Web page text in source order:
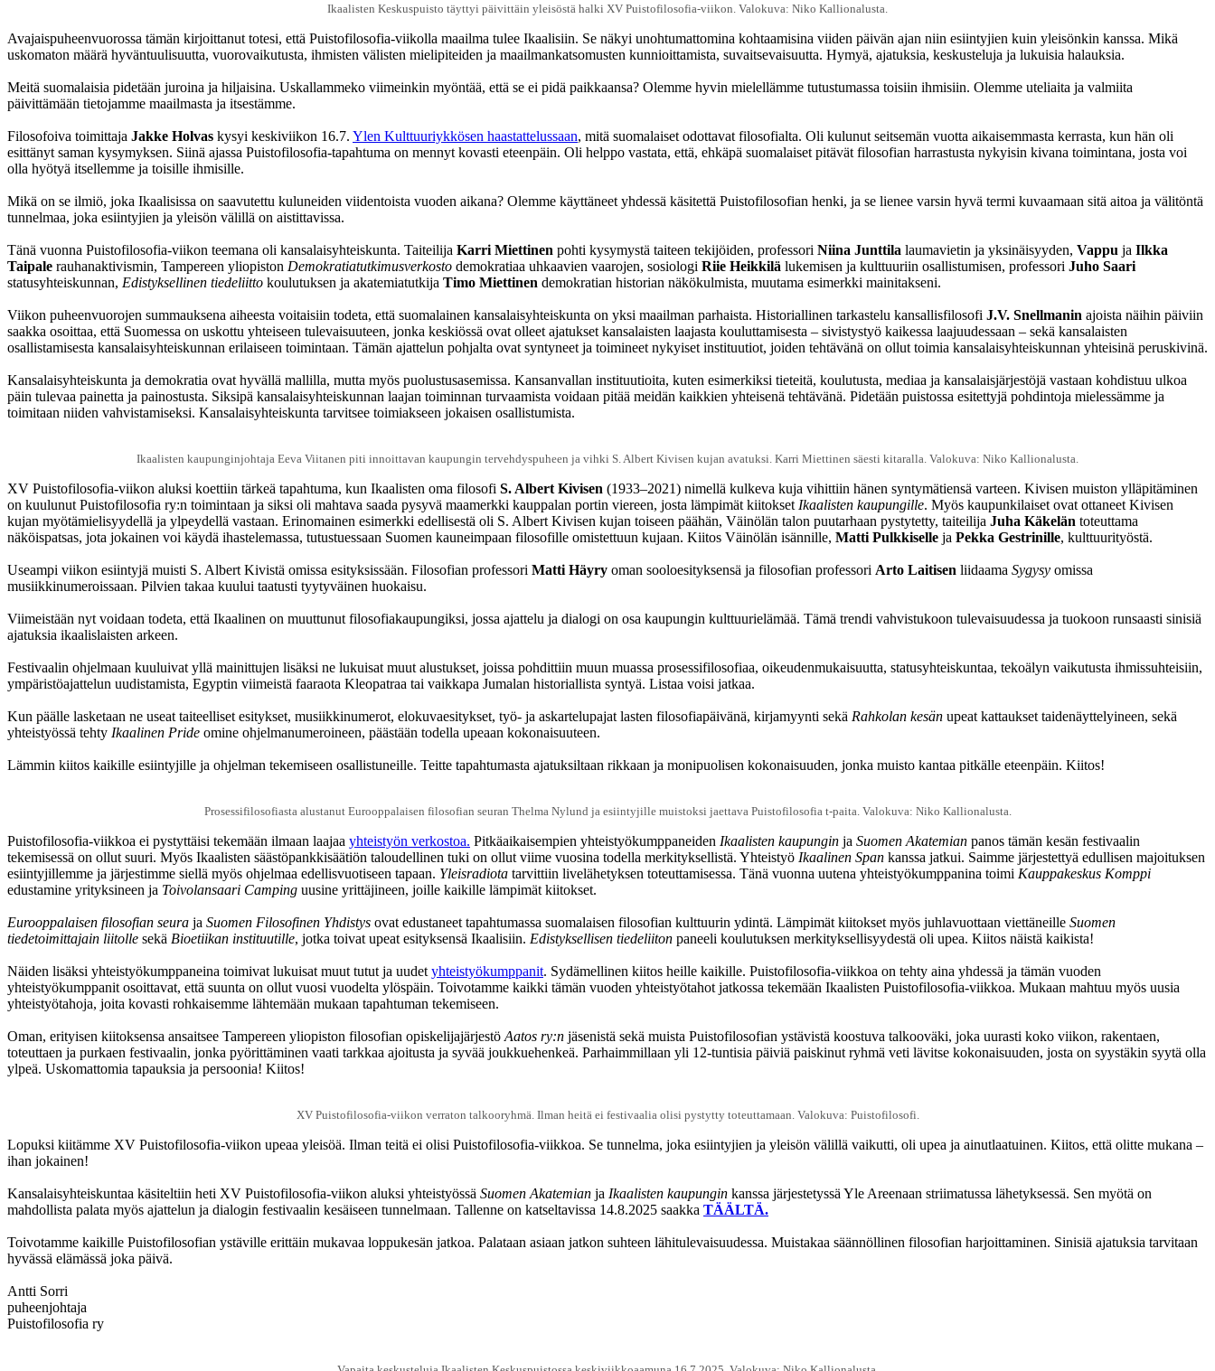
Ikaalisten Keskuspuisto täyttyi päivittäin yleisöstä halki XV Puistofilosofia-viikon. Valokuva: Niko Kallionalusta.
Avajaispuheenvuorossa tämän kirjoittanut totesi, että Puistofilosofia-viikolla maailma tulee Ikaalisiin. Se näkyi unohtumattomina kohtaamisina viiden päivän ajan niin esiintyjien kuin yleisönkin kanssa. Mikä
uskomaton määrä hyväntuulisuutta, vuorovaikutusta, ihmisten välisten mielipiteiden ja maailmankatsomusten kunnioittamista, suvaitsevaisuutta. Hymyä, ajatuksia, keskusteluja ja lukuisia halauksia.
Meitä suomalaisia pidetään juroina ja hiljaisina. Uskallammeko viimeinkin myöntää, että se ei pidä paikkaansa? Olemme hyvin mielellämme tutustumassa toisiin ihmisiin. Olemme uteliaita ja valmiita
päivittämään tietojamme maailmasta ja itsestämme.
Filosofoiva toimittaja Jakke Holvas kysyi keskiviikon 16.7. Ylen Kulttuuriykkösen haastattelussaan, mitä suomalaiset odottavat filosofialta. Oli kulunut seitsemän vuotta aikaisemmasta kerrasta, kun hän oli
esittänyt saman kysymyksen. Siinä ajassa Puistofilosofia-tapahtuma on mennyt kovasti eteenpäin. Oli helppo vastata, että, ehkäpä suomalaiset pitävät filosofian harrastusta nykyisin kivana toimintana, josta voi
olla hyötyä itsellemme ja toisille ihmisille.
Mikä on se ilmiö, joka Ikaalisissa on saavutettu kuluneiden viidentoista vuoden aikana? Olemme käyttäneet yhdessä käsitettä Puistofilosofian henki, ja se lienee varsin hyvä termi kuvaamaan sitä aitoa ja välitöntä
tunnelmaa, joka esiintyjien ja yleisön välillä on aistittavissa.
Tänä vuonna Puistofilosofia-viikon teemana oli kansalaisyhteiskunta. Taiteilija Karri Miettinen pohti kysymystä taiteen tekijöiden, professori Niina Junttila laumavietin ja yksinäisyyden, Vappu ja Ilkka
Taipale rauhanaktivismin, Tampereen yliopiston Demokratiatutkimusverkosto demokratiaa uhkaavien vaarojen, sosiologi Riie Heikkilä lukemisen ja kulttuuriin osallistumisen, professori Juho Saari
statusyhteiskunnan, Edistyksellinen tiedeliitto koulutuksen ja akatemiatutkija Timo Miettinen demokratian historian näkökulmista, muutama esimerkki mainitakseni.
Viikon puheenvuorojen summauksena aiheesta voitaisiin todeta, että suomalainen kansalaisyhteiskunta on yksi maailman parhaista. Historiallinen tarkastelu kansallisfilosofi J.V. Snellmanin ajoista näihin päiviin
saakka osoittaa, että Suomessa on uskottu yhteiseen tulevaisuuteen, jonka keskiössä ovat olleet ajatukset kansalaisten laajasta kouluttamisesta – sivistystyö kaikessa laajuudessaan – sekä kansalaisten
osallistamisesta kansalaisyhteiskunnan erilaiseen toimintaan. Tämän ajattelun pohjalta ovat syntyneet ja toimineet nykyiset instituutiot, joiden tehtävänä on ollut toimia kansalaisyhteiskunnan yhteisinä peruskivinä.
Kansalaisyhteiskunta ja demokratia ovat hyvällä mallilla, mutta myös puolustusasemissa. Kansanvallan instituutioita, kuten esimerkiksi tieteitä, koulutusta, mediaa ja kansalaisjärjestöjä vastaan kohdistuu ulkoa
päin tulevaa painetta ja painostusta. Siksipä kansalaisyhteiskunnan laajan toiminnan turvaamista voidaan pitää meidän kaikkien yhteisenä tehtävänä. Pidetään puistossa esitettyjä pohdintoja mielessämme ja
toimitaan niiden vahvistamiseksi. Kansalaisyhteiskunta tarvitsee toimiakseen jokaisen osallistumista.
Ikaalisten kaupunginjohtaja Eeva Viitanen piti innoittavan kaupungin tervehdyspuheen ja vihki S. Albert Kivisen kujan avatuksi. Karri Miettinen säesti kitaralla. Valokuva: Niko Kallionalusta.
XV Puistofilosofia-viikon aluksi koettiin tärkeä tapahtuma, kun Ikaalisten oma filosofi S. Albert Kivisen (1933–2021) nimellä kulkeva kuja vihittiin hänen syntymätiensä varteen. Kivisen muiston ylläpitäminen
on kuulunut Puistofilosofia ry:n toimintaan ja siksi oli mahtava saada pysyvä maamerkki kauppalan portin viereen, josta lämpimät kiitokset Ikaalisten kaupungille. Myös kaupunkilaiset ovat ottaneet Kivisen
kujan myötämielisyydellä ja ylpeydellä vastaan. Erinomainen esimerkki edellisestä oli S. Albert Kivisen kujan toiseen päähän, Väinölän talon puutarhaan pystytetty, taiteilija Juha Käkelän toteuttama
näköispatsas, jota jokainen voi käydä ihastelemassa, tutustuessaan Suomen kauneimpaan filosofille omistettuun kujaan. Kiitos Väinölän isännille, Matti Pulkkiselle ja Pekka Gestrinille, kulttuurityöstä.
Useampi viikon esiintyjä muisti S. Albert Kivistä omissa esityksissään. Filosofian professori Matti Häyry oman sooloesityksensä ja filosofian professori Arto Laitisen liidaama Sygysy omissa
musiikkinumeroissaan. Pilvien takaa kuului taatusti tyytyväinen huokaisu.
Viimeistään nyt voidaan todeta, että Ikaalinen on muuttunut filosofiakaupungiksi, jossa ajattelu ja dialogi on osa kaupungin kulttuurielämää. Tämä trendi vahvistukoon tulevaisuudessa ja tuokoon runsaasti sinisiä
ajatuksia ikaalislaisten arkeen.
Festivaalin ohjelmaan kuuluivat yllä mainittujen lisäksi ne lukuisat muut alustukset, joissa pohdittiin muun muassa prosessifilosofiaa, oikeudenmukaisuutta, statusyhteiskuntaa, tekoälyn vaikutusta ihmissuhteisiin,
ympäristöajattelun uudistamista, Egyptin viimeistä faaraota Kleopatraa tai vaikkapa Jumalan historiallista syntyä. Listaa voisi jatkaa.
Kun päälle lasketaan ne useat taiteelliset esitykset, musiikkinumerot, elokuvaesitykset, työ- ja askartelupajat lasten filosofiapäivänä, kirjamyynti sekä Rahkolan kesän upeat kattaukset taidenäyttelyineen, sekä
yhteistyössä tehty Ikaalinen Pride omine ohjelmanumeroineen, päästään todella upeaan kokonaisuuteen.
Lämmin kiitos kaikille esiintyjille ja ohjelman tekemiseen osallistuneille. Teitte tapahtumasta ajatuksiltaan rikkaan ja monipuolisen kokonaisuuden, jonka muisto kantaa pitkälle eteenpäin. Kiitos!
Prosessifilosofiasta alustanut Eurooppalaisen filosofian seuran Thelma Nylund ja esiintyjille muistoksi jaettava Puistofilosofia t-paita. Valokuva: Niko Kallionalusta.
Puistofilosofia-viikkoa ei pystyttäisi tekemään ilmaan laajaa yhteistyön verkostoa. Pitkäaikaisempien yhteistyökumppaneiden Ikaalisten kaupungin ja Suomen Akatemian panos tämän kesän festivaalin
tekemisessä on ollut suuri. Myös Ikaalisten säästöpankkisäätiön taloudellinen tuki on ollut viime vuosina todella merkityksellistä. Yhteistyö Ikaalinen Span kanssa jatkui. Saimme järjestettyä edullisen majoituksen
esiintyjillemme ja järjestimme siellä myös ohjelmaa edellisvuotiseen tapaan. Yleisradiota tarvittiin livelähetyksen toteuttamisessa. Tänä vuonna uutena yhteistyökumppanina toimi Kauppakeskus Komppi
edustamine yrityksineen ja Toivolansaari Camping uusine yrittäjineen, joille kaikille lämpimät kiitokset.
Eurooppalaisen filosofian seura ja Suomen Filosofinen Yhdistys ovat edustaneet tapahtumassa suomalaisen filosofian kulttuurin ydintä. Lämpimät kiitokset myös juhlavuottaan viettäneille Suomen
tiedetoimittajain liitolle sekä Bioetiikan instituutille, jotka toivat upeat esityksensä Ikaalisiin. Edistyksellisen tiedeliiton paneeli koulutuksen merkityksellisyydestä oli upea. Kiitos näistä kaikista!
Näiden lisäksi yhteistyökumppaneina toimivat lukuisat muut tutut ja uudet yhteistyökumppanit. Sydämellinen kiitos heille kaikille. Puistofilosofia-viikkoa on tehty aina yhdessä ja tämän vuoden
yhteistyökumppanit osoittavat, että suunta on ollut vuosi vuodelta ylöspäin. Toivotamme kaikki tämän vuoden yhteistyötahot jatkossa tekemään Ikaalisten Puistofilosofia-viikkoa. Mukaan mahtuu myös uusia
yhteistyötahoja, joita kovasti rohkaisemme lähtemään mukaan tapahtuman tekemiseen.
Oman, erityisen kiitoksensa ansaitsee Tampereen yliopiston filosofian opiskelijajärjestö Aatos ry:n jäsenistä sekä muista Puistofilosofian ystävistä koostuva talkooväki, joka uurasti koko viikon, rakentaen,
toteuttaen ja purkaen festivaalin, jonka pyörittäminen vaati tarkkaa ajoitusta ja syvää joukkuehenkeä. Parhaimmillaan yli 12-tuntisia päiviä paiskinut ryhmä veti lävitse kokonaisuuden, josta on syystäkin syytä olla
ylpeä. Uskomattomia tapauksia ja persoonia! Kiitos!
XV Puistofilosofia-viikon verraton talkooryhmä. Ilman heitä ei festivaalia olisi pystytty toteuttamaan. Valokuva: Puistofilosofi.
Lopuksi kiitämme XV Puistofilosofia-viikon upeaa yleisöä. Ilman teitä ei olisi Puistofilosofia-viikkoa. Se tunnelma, joka esiintyjien ja yleisön välillä vaikutti, oli upea ja ainutlaatuinen. Kiitos, että olitte mukana –
ihan jokainen!
Kansalaisyhteiskuntaa käsiteltiin heti XV Puistofilosofia-viikon aluksi yhteistyössä Suomen Akatemian ja Ikaalisten kaupungin kanssa järjestetyssä Yle Areenaan striimatussa lähetyksessä. Sen myötä on
mahdollista palata myös ajattelun ja dialogin festivaalin kesäiseen tunnelmaan. Tallenne on katseltavissa 14.8.2025 saakka TÄÄLTÄ.
Toivotamme kaikille Puistofilosofian ystäville erittäin mukavaa loppukesän jatkoa. Palataan asiaan jatkon suhteen lähitulevaisuudessa. Muistakaa säännöllinen filosofian harjoittaminen. Sinisiä ajatuksia tarvitaan
hyvässä elämässä joka päivä.
Antti Sorri
puheenjohtaja
Puistofilosofia ry